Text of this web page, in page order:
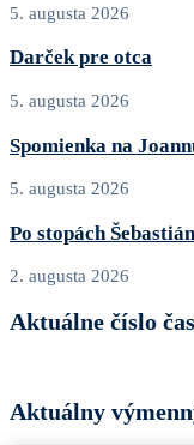
5. augusta 2026
Darček pre otca
5. augusta 2026
Spomienka na
5. augusta 2026
Po stopách
2. augusta 2026
Aktuálne číslo
Aktuálny